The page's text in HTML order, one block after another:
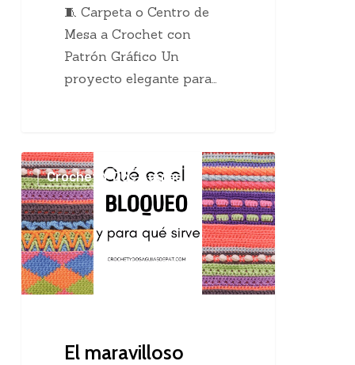
🧵 Carpeta o Centro de
Mesa a Crochet con
Patrón Gráfico Un
proyecto elegante para…
El
maravilloso
bloqueo
en
el
tejido
Crochet Y Dos Agujas
El maravilloso